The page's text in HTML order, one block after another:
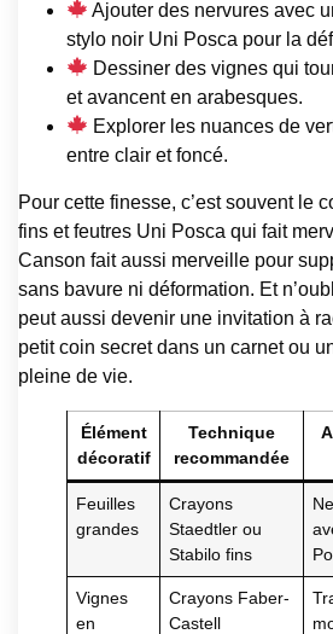
Ajouter des nervures avec
stylo noir Uni Posca pour la
Dessiner des vignes qui
et avancent en arabesques.
Explorer les nuances de
entre clair et foncé.
Pour cette finesse, c’est souvent le
fins et feutres Uni Posca qui fait
Canson fait aussi merveille pour
sans bavure ni déformation. Et
peut aussi devenir une invitation à
petit coin secret dans un carnet ou
pleine de vie.
Élément
décoratif
Technique
recommandée
Feuilles
grandes
Crayons
Staedtler ou
Stabilo fins
Vignes
en
Crayons Faber-
Castell